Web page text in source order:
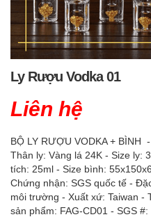
Ly Rượu Vodka 01
Liên hệ
BỘ LY RƯỢU VODKA + BÌNH
Thân ly: Vàng lá 24K -
tích: 25ml - Size bình:
Chứng nhận: SGS quốc tế -
môi trường - Xuất xứ: Taiwan -
sản phẩm: FAG-CD01 - SGS